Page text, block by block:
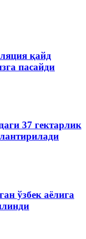
қайд
пасайди
37 гектарлик
ўзбек аёлига